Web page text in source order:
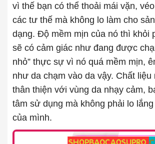
vì thế bạn có thể thoải mái vặn,
các tư thế mà không lo làm cho
dạng. Độ mềm mịn của nó thì khỏi
sẽ có cảm giác như đang được
nhỏ” thực sự vì nó quá mềm mịn,
như da chạm vào da vậy. Chất liệu
thân thiện với vùng da nhạy cảm,
tâm sử dụng mà không phải lo
của mình.